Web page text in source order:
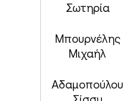
Σωτηρία
Μπουρνέλης
Μιχαήλ
Αδαμοπούλου